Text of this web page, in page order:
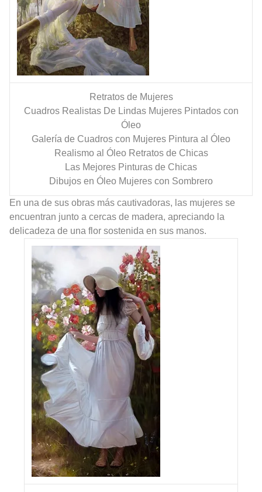
Retratos de Mujeres
Cuadros Realistas De Lindas Mujeres Pintados con
Óleo
Galería de Cuadros con Mujeres Pintura al Óleo
Realismo al Óleo Retratos de Chicas
Las Mejores Pinturas de Chicas
Dibujos en Óleo Mujeres con Sombrero
En una de sus obras más cautivadoras, las mujeres se
encuentran junto a cercas de madera, apreciando la
delicadeza de una flor sostenida en sus manos.